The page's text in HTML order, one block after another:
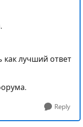
как лучший ответ
Reply